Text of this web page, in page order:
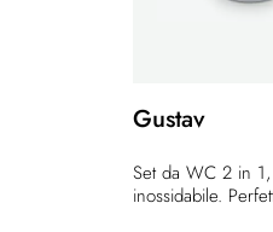
Gustav
Set da WC 2 in
inossidabile.